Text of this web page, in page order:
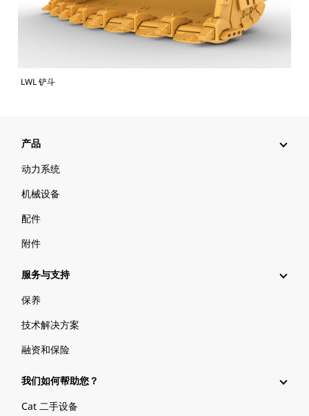
LWL 铲斗
产品
动力系统
机械设备
配件
附件
服务与支持
保养
技术解决方案
融资和保险
我们如何帮助您？
Cat 二手设备